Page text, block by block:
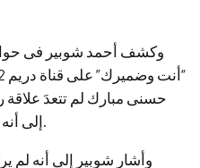
وكشف أحمد شوبير فى
حسنى مبارك لم تتعدَ
إلى أنه لم يكن يعلم كم الفساد فى البلد.
وأشار شوبير إلى أنه لم